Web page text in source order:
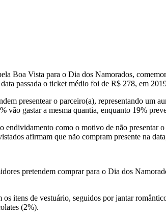
Boa Vista para o Dia dos Namorados,
passada o ticket médio foi de R$ 278, em
presentear o parceiro(a), representando um
vão gastar a mesma quantia, enquanto 19%
como o motivo de não presentar
afirmam que não compram presente na
pretendem comprar para o Dia dos
itens de vestuário, seguidos por jantar
(2%).